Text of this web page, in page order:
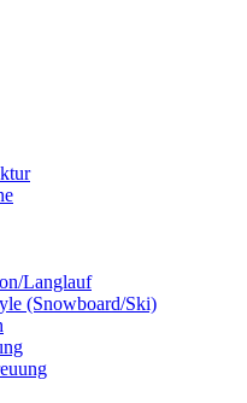
Langlauf
(Snowboard/Ski)